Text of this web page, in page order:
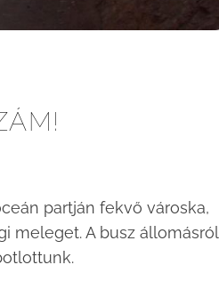
partján fekvő városka,
meleget. A busz állomásról